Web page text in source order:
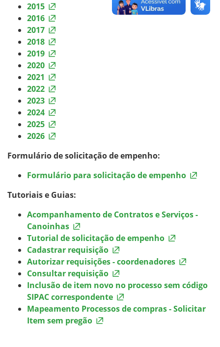
2015
2016
2017
2018
2019
2020
2021
2022
2023
2024
2025
2026
Formulário de solicitação de empenho:
Formulário para solicitação de empenho
Tutoriais e Guias:
Acompanhamento de Contratos e Serviços -
Canoinhas
Tutorial de solicitação de empenho
Cadastrar requisição
Autorizar requisições - coordenadores
Consultar requisição
Inclusão de item novo no processo sem código
SIPAC correspondente
Mapeamento Processos de compras - Solicitar
Item sem pregão